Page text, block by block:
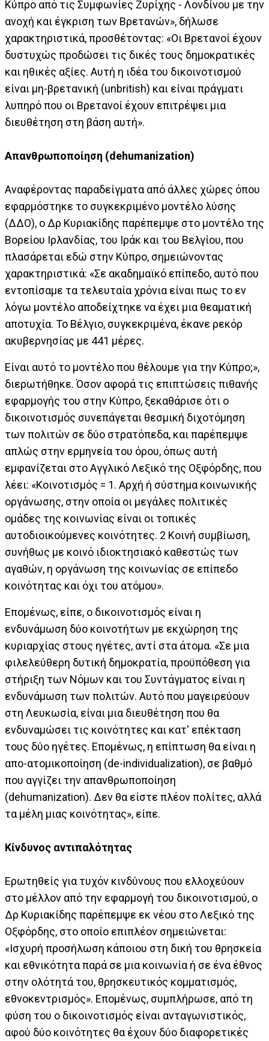
Κύπρο από τις Συμφωνίες Ζυρίχης - Λονδίνου με την
ανοχή και έγκριση των Βρετανών», δήλωσε
χαρακτηριστικά, προσθέτοντας: «Οι Βρετανοί έχουν
δυστυχώς προδώσει τις δικές τους δημοκρατικές
και ηθικές αξίες. Αυτή η ιδέα του δικοινοτισμού
είναι μη-βρετανική (unbritish) και είναι πράγματι
λυπηρό που οι Βρετανοί έχουν επιτρέψει μια
διευθέτηση στη βάση αυτή».
Απανθρωποποίηση (dehumanization)
Αναφέροντας παραδείγματα από άλλες χώρες όπου
εφαρμόστηκε το συγκεκριμένο μοντέλο λύσης
(ΔΔΟ), ο Δρ Κυριακίδης παρέπεμψε στο μοντέλο της
Βορείου Ιρλανδίας, του Ιράκ και του Βελγίου, που
πλασάρεται εδώ στην Κύπρο, σημειώνοντας
χαρακτηριστικά: «Σε ακαδημαϊκό επίπεδο, αυτό που
εντοπίσαμε τα τελευταία χρόνια είναι πως το εν
λόγω μοντέλο αποδείχτηκε να έχει μια θεαματική
αποτυχία. Το Βέλγιο, συγκεκριμένα, έκανε ρεκόρ
ακυβερνησίας με 441 μέρες.
Είναι αυτό το μοντέλο που θέλουμε για την Κύπρο;»,
διερωτήθηκε. Όσον αφορά τις επιπτώσεις πιθανής
εφαρμογής του στην Κύπρο, ξεκαθάρισε ότι ο
δικοινοτισμός συνεπάγεται θεσμική διχοτόμηση
των πολιτών σε δύο στρατόπεδα, και παρέπεμψε
απλώς στην ερμηνεία του όρου, όπως αυτή
εμφανίζεται στο Αγγλικό Λεξικό της Οξφόρδης, που
λέει: «Κοινοτισμός = 1. Αρχή ή σύστημα κοινωνικής
οργάνωσης, στην οποία οι μεγάλες πολιτικές
ομάδες της κοινωνίας είναι οι τοπικές
αυτοδιοικούμενες κοινότητες. 2 Κοινή συμβίωση,
συνήθως με κοινό ιδιοκτησιακό καθεστώς των
αγαθών, η οργάνωση της κοινωνίας σε επίπεδο
κοινότητας και όχι του ατόμου».
Επομένως, είπε, ο δικοινοτισμός είναι η
ενδυνάμωση δύο κοινοτήτων με εκχώρηση της
κυριαρχίας στους ηγέτες, αντί στα άτομα. «Σε μια
φιλελεύθερη δυτική δημοκρατία, προϋπόθεση για
στήριξη των Νόμων και του Συντάγματος είναι η
ενδυνάμωση των πολιτών. Αυτό που μαγειρεύουν
στη Λευκωσία, είναι μια διευθέτηση που θα
ενδυναμώσει τις κοινότητες και κατ' επέκταση
τους δύο ηγέτες. Επομένως, η επίπτωση θα είναι η
απο-ατομικοποίηση (de-individualization), σε βαθμό
που αγγίζει την απανθρωποποίηση
(dehumanization). Δεν θα είστε πλέον πολίτες, αλλά
τα μέλη μιας κοινότητας», είπε.
Κίνδυνος αντιπαλότητας
Ερωτηθείς για τυχόν κινδύνους που ελλοχεύουν
στο μέλλον από την εφαρμογή του δικοινοτισμού, ο
Δρ Κυριακίδης παρέπεμψε εκ νέου στο Λεξικό της
Οξφόρδης, στο οποίο επιπλέον σημειώνεται:
«Ισχυρή προσήλωση κάποιου στη δική του θρησκεία
και εθνικότητα παρά σε μια κοινωνία ή σε ένα έθνος
στην ολότητά του, θρησκευτικός κομματισμός,
εθνοκεντρισμός». Επομένως, συμπλήρωσε, από τη
φύση του ο δικοινοτισμός είναι ανταγωνιστικός,
αφού δύο κοινότητες θα έχουν δύο διαφορετικές